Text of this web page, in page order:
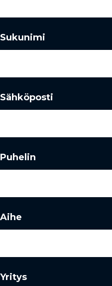
Sukunimi
Sähköposti
Puhelin
Aihe
Yritys